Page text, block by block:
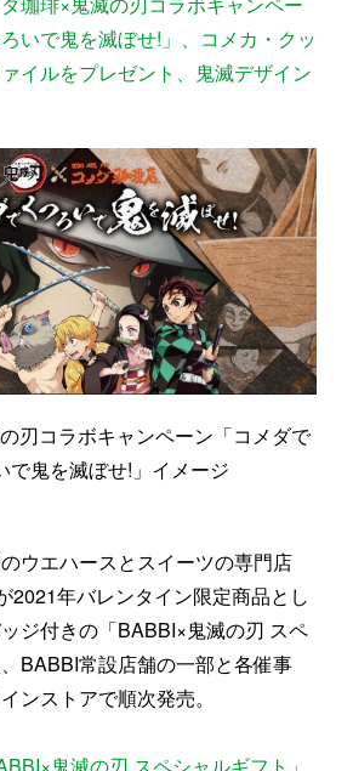
いで鬼を滅ぼせ!」、コメカ・クッ
イルをプレゼント、鬼滅デザイン
刃コラボキャンペーン「コメダで
で鬼を滅ぼせ!」イメージ
ウエハースとスイーツの専門店
2021年バレンタイン限定商品とし
ジ付きの「BABBI×鬼滅の刃 スペ
BABBI常設店舗の一部と各催事
ンストアで順次発売。
鬼滅の刃 スペシャルギフト」